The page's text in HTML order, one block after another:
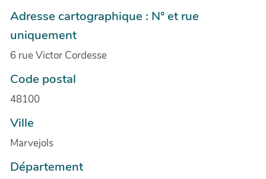
Adresse cartographique : N° et rue
uniquement
6 rue Victor Cordesse
Code postal
48100
Ville
Marvejols
Département